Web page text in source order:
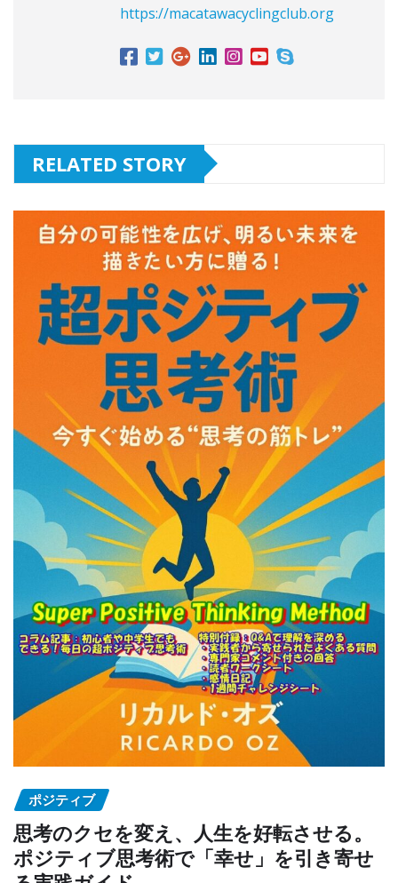
https://macatawacyclingclub.org
RELATED STORY
ポジティブ
思考のクセを変え、人生を好転させる。
ポジティブ思考術で「幸せ」を引き寄せ